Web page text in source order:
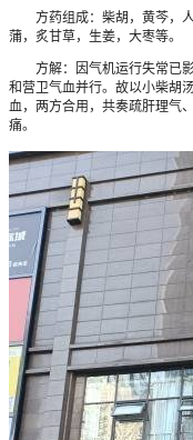
方药组成：柴胡，黄芩，人
蒲，炙甘草，生姜，大枣等。
方解：因气机运行失常已影
和营卫气血并行。故以小柴胡
血，两方合用，共奏疏肝理气
痛。